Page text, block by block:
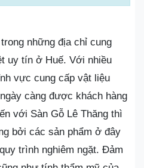
những địa chỉ cung
uy tín ở Huế. Với nhiều
vực cung cấp vật liệu
càng được khách hàng
với Sàn Gỗ Lê Thăng thì
bởi các sản phẩm ở đây
trình nghiêm ngặt. Đảm